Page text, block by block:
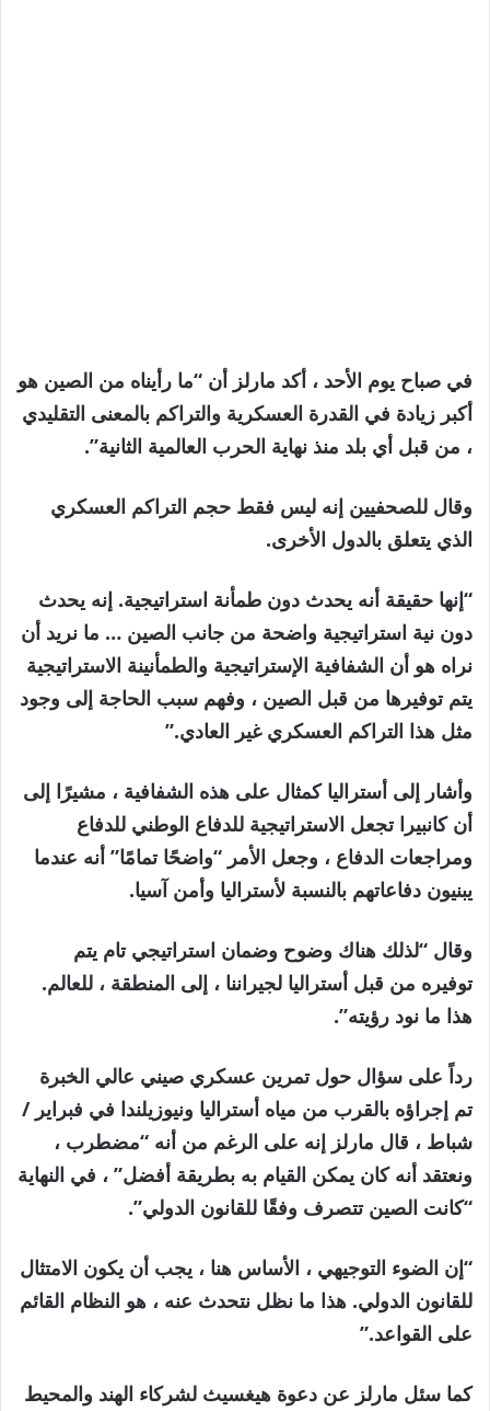
في صباح يوم الأحد ، أكد مارلز أن “ما رأيناه من الصين هو
أكبر زيادة في القدرة العسكرية والتراكم بالمعنى التقليدي
، من قبل أي بلد منذ نهاية الحرب العالمية الثانية”.
وقال للصحفيين إنه ليس فقط حجم التراكم العسكري
الذي يتعلق بالدول الأخرى.
“إنها حقيقة أنه يحدث دون طمأنة استراتيجية. إنه يحدث
دون نية استراتيجية واضحة من جانب الصين … ما نريد أن
نراه هو أن الشفافية الإستراتيجية والطمأنينة الاستراتيجية
يتم توفيرها من قبل الصين ، وفهم سبب الحاجة إلى وجود
مثل هذا التراكم العسكري غير العادي.”
وأشار إلى أستراليا كمثال على هذه الشفافية ، مشيرًا إلى
أن كانبيرا تجعل الاستراتيجية للدفاع الوطني للدفاع
ومراجعات الدفاع ، وجعل الأمر “واضحًا تمامًا” أنه عندما
يبنيون دفاعاتهم بالنسبة لأستراليا وأمن آسيا.
وقال “لذلك هناك وضوح وضمان استراتيجي تام يتم
توفيره من قبل أستراليا لجيراننا ، إلى المنطقة ، للعالم.
هذا ما نود رؤيته”.
رداً على سؤال حول تمرين عسكري صيني عالي الخبرة
تم إجراؤه بالقرب من مياه أستراليا ونيوزيلندا في فبراير /
شباط ، قال مارلز إنه على الرغم من أنه “مضطرب ،
ونعتقد أنه كان يمكن القيام به بطريقة أفضل” ، في النهاية
“كانت الصين تتصرف وفقًا للقانون الدولي”.
“إن الضوء التوجيهي ، الأساس هنا ، يجب أن يكون الامتثال
للقانون الدولي. هذا ما نظل نتحدث عنه ، هو النظام القائم
على القواعد.”
كما سئل مارلز عن دعوة هيغسيث لشركاء الهند والمحيط